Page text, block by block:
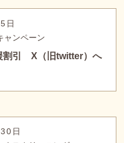
日
ャンペーン
割引 X（旧twitter）へ
日